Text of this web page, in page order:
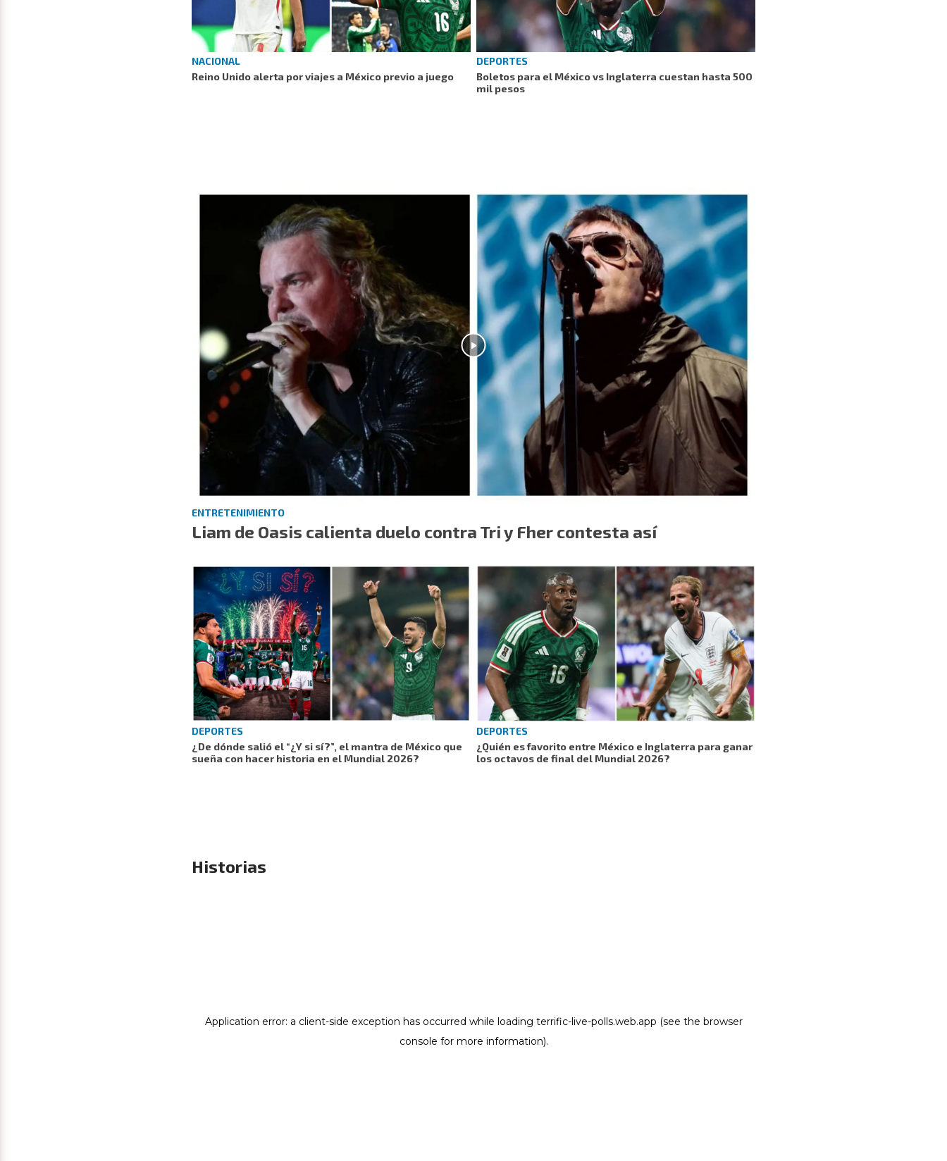
NACIONAL
Reino Unido alerta por viajes a México previo a juego
DEPORTES
Boletos para el México vs Inglaterra cuestan hasta 500
mil pesos
ENTRETENIMIENTO
Liam de Oasis calienta duelo contra Tri y Fher contesta así
DEPORTES
¿De dónde salió el “¿Y si sí?”, el mantra de México que
sueña con hacer historia en el Mundial 2026?
DEPORTES
¿Quién es favorito entre México e Inglaterra para ganar
los octavos de final del Mundial 2026?
Historias